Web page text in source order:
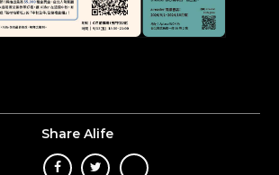
Share Alife